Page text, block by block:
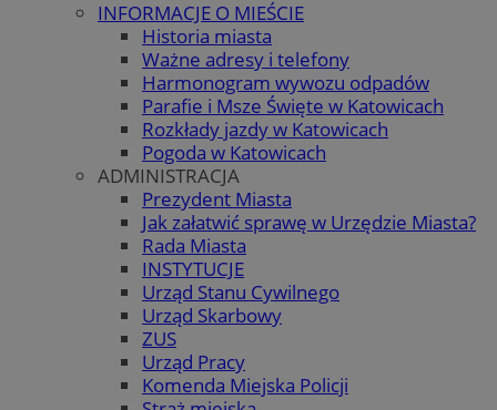
INFORMACJE O MIEŚCIE
Historia miasta
Ważne adresy i telefony
Harmonogram wywozu odpadów
Parafie i Msze Święte w Katowicach
Rozkłady jazdy w Katowicach
Pogoda w Katowicach
ADMINISTRACJA
Prezydent Miasta
Jak załatwić sprawę w Urzędzie Miasta?
Rada Miasta
INSTYTUCJE
Urząd Stanu Cywilnego
Urząd Skarbowy
ZUS
Urząd Pracy
Komenda Miejska Policji